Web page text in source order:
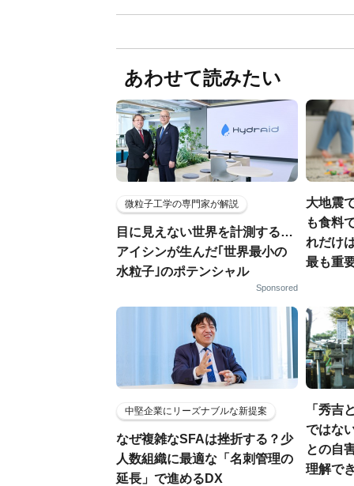
あわせて読みたい
微粒子工学の専門家が解説
目に見えない世界を計測する…
アイシンが生んだ｢世界最小の
水粒子｣のポテンシャル
Sponsored
大地震
も食料
れだけ
最も重
中堅企業にリーズナブルな新提案
なぜ複雑なSFAは挫折する？少
人数組織に最適な「名刺管理の
延長」で進めるDX
「秀吉
ではな
との自
理解で